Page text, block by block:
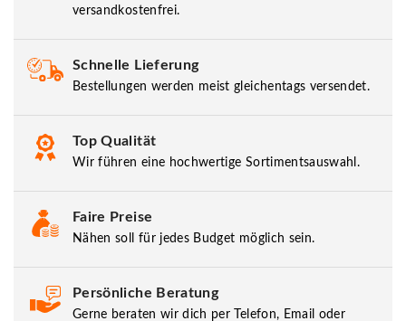
versandkostenfrei.
Schnelle Lieferung
Bestellungen werden meist gleichentags versendet.
Top Qualität
Wir führen eine hochwertige Sortimentsauswahl.
Faire Preise
Nähen soll für jedes Budget möglich sein.
Persönliche Beratung
Gerne beraten wir dich per Telefon, Email oder